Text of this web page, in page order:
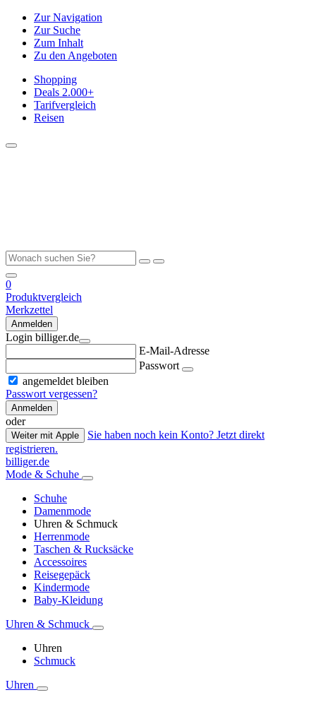
Zur Navigation
Zur Suche
Zum Inhalt
Zu den Angeboten
Shopping
Deals 2.000+
Tarifvergleich
Reisen
0
Produktvergleich
Merkzettel
Anmelden
Login billiger.de
E-Mail-Adresse
Passwort
angemeldet bleiben
Passwort vergessen?
Anmelden
oder
Weiter mit Apple
Sie haben noch kein Konto? Jetzt direkt
registrieren.
billiger.de
Mode & Schuhe
Schuhe
Damenmode
Uhren & Schmuck
Herrenmode
Taschen & Rucksäcke
Accessoires
Reisegepäck
Kindermode
Baby-Kleidung
Uhren & Schmuck
Uhren
Schmuck
Uhren